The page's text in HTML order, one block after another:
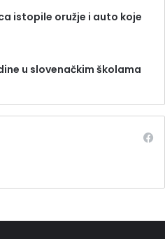
istopile oružje i auto koje
u slovenačkim školama